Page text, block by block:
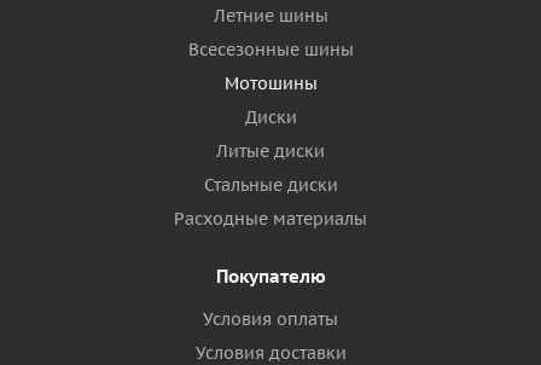
Летние шины
Всесезонные шины
Мотошины
Диски
Литые диски
Стальные диски
Расходные материалы
Покупателю
Условия оплаты
Условия доставки